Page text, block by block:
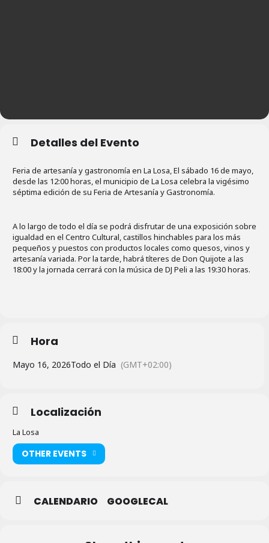
Detalles del Evento
Feria de artesanía y gastronomía en La Losa, El sábado 16 de mayo,
desde las 12:00 horas, el municipio de La Losa celebra la vigésimo
séptima edición de su Feria de Artesanía y Gastronomía.
A lo largo de todo el día se podrá disfrutar de una exposición sobre
igualdad en el Centro Cultural, castillos hinchables para los más
pequeños y puestos con productos locales como quesos, vinos y
artesanía variada. Por la tarde, habrá títeres de Don Quijote a las
18:00 y la jornada cerrará con la música de DJ Peli a las 19:30 horas.
Hora
Mayo 16, 2026Todo el Día (GMT+02:00)
Localización
La Losa
OTHER EVENTS
CALENDARIO GOOGLECAL